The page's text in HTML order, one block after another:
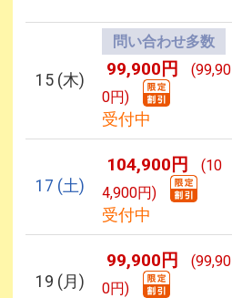
15 (木)
問い合わせ多数
99,900円
(99,90
0円)
受付中
17 (土)
104,900円
(10
4,900円)
受付中
19 (月)
99,900円
(99,90
0円)